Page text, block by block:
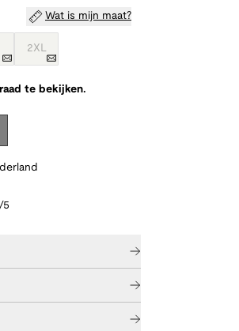
Wat is mijn maat?
2XL
te bekijken.
5